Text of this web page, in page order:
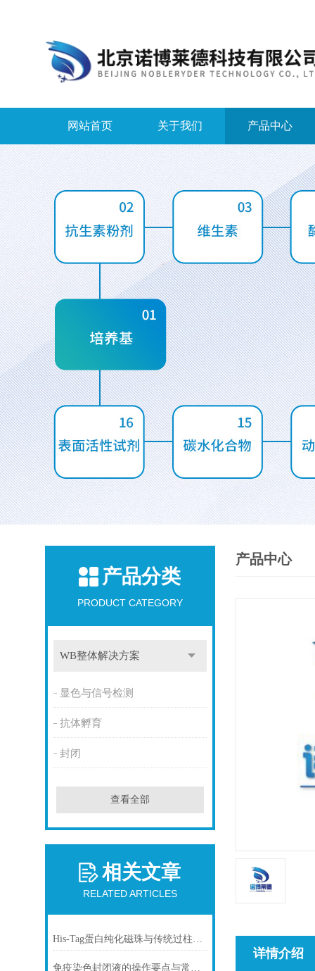
网站首页 关于我们 产品中心
产品分类
PRODUCT CATEGORY
WB整体解决方案
显色与信号检测
抗体孵育
封闭
查看全部
相关文章
RELATED ARTICLES
His-Tag蛋白纯化磁珠与传统过柱层析纯化方式
免疫染色封闭液的操作要点与常见问题解决方案
产品中心
详情介绍